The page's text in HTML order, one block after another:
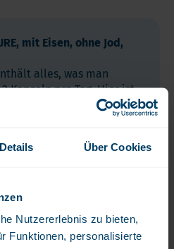
Details Über Cookies
Nutzererlebnis zu bieten,
Funktionen, personalisierte
mit Eisen, ohne Jod,
alles, was man
Kapseln pro Tag. Hier ist
mit
kein Jod haben